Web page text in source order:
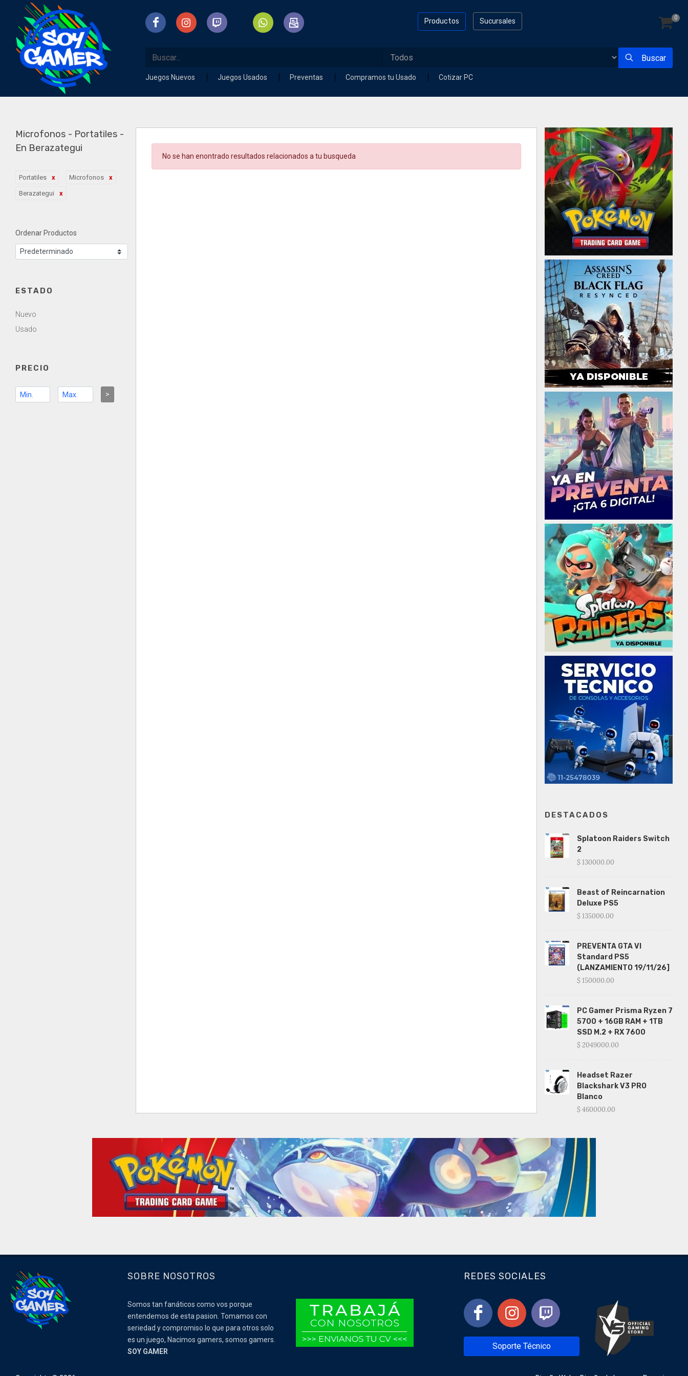
Sucursales
Productos 0
Buscar
Juegos Nuevos Juegos Usados Preventas Compramos tu Usado Cotizar PC
Microfonos - Portatiles -
En Berazategui
Portatiles Microfonos
Berazategui
Ordenar Productos
ESTADO
Nuevo
Usado
PRECIO
>
No se han enontrado resultados relacionados a tu busqueda
DESTACADOS
Splatoon Raiders Switch
2
$ 130000.00
Beast of Reincarnation
Deluxe PS5
$ 135000.00
PREVENTA GTA VI
Standard PS5
(LANZAMIENTO 19/11/26]
$ 150000.00
PC Gamer Prisma Ryzen 7
5700 + 16GB RAM + 1TB
SSD M.2 + RX 7600
$ 2049000.00
Headset Razer
Blackshark V3 PRO
Blanco
$ 460000.00
SOBRE NOSOTROS
Somos tan fanáticos como vos porque
entendemos de esta pasion. Tomamos con
seriedad y compromiso lo que para otros solo
es un juego, Nacimos gamers, somos gamers.
SOY GAMER
REDES SOCIALES
Soporte Técnico